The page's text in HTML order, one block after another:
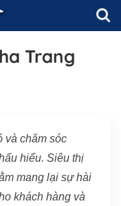
Trang
và chăm sóc
hiểu. Siêu thị
mang lại sự hài
khách hàng và